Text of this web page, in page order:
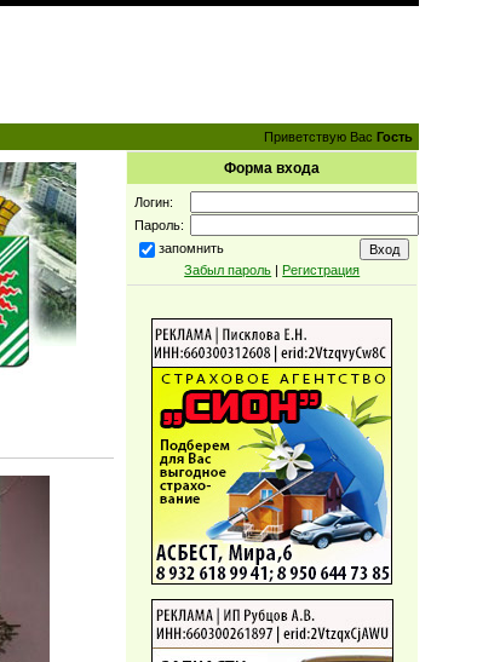
Приветствую Вас Гость
Форма входа
Логин:
Пароль:
запомнить
Забыл пароль | Регистрация